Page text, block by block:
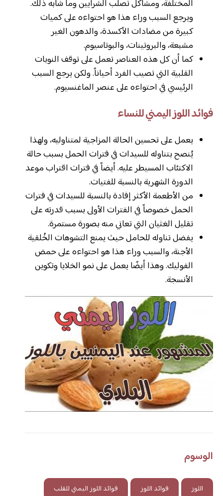
المختلفة، ومشاكل تصلب الشرايين وما شابه ذلك.
ويرجع السبب وراء هذا هو احتواءه على كميات
كبيرة من مضادات الأكسدة، والدهون الغير
مشبعة، والبروتينات، والبوتاسيوم.
كما أن كل هذه العناصر تعمل على توقف النوبات
القلبية التي تصيب الفرد أحياناً. ولكن يرجع السبب
الرئيسي في احتواءه على عنصر الماغنسيوم.
فوائد اللوز اليمني للنساء
يعمل على تحسين الحالة المزاجية لمتناوليه، ولهذا
يُنصح بتناوله للسيدات في فترات الحمل بسبب حالة
الاكتئاب المسيطر عليه. أيضاً في فترات اقتراب موعد
الدورة الشهرية بالنسبة للفتيات.
من الأطعمة الأكثر إفادة بالنسبة للسيدات في فترات
الحمل خصوصاً في الفترات الأولى بسبب قدرته على
تقليل الغثيان التي تعاني منه بصورة مستمرة.
يفضل تناوله للحامل حيث يمنع التشوهات الخُلقية
الأجنة، والسبب وراء هذا هو احتواءه على حمض
الفوليك. وهذا أيضًا يعمل على نمو الخلايا وتكوين
الأنسجة.
الوسوم
اللوز فوائد اللوز فوائد اللوز اليمني للقلب